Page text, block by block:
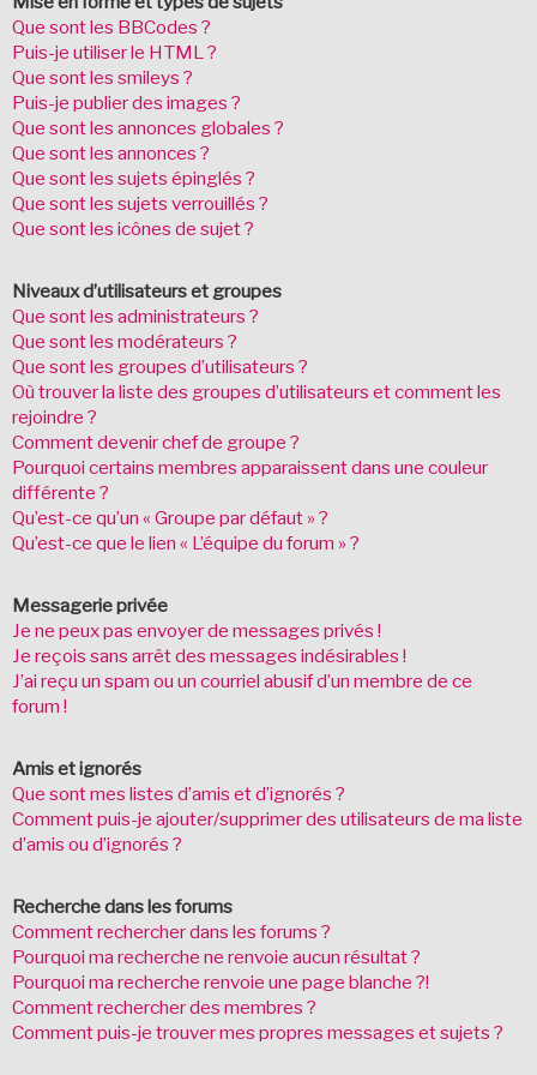
Que sont les BBCodes ?
Puis-je utiliser le HTML ?
Que sont les smileys ?
Puis-je publier des images ?
Que sont les annonces globales ?
Que sont les annonces ?
Que sont les sujets épinglés ?
Que sont les sujets verrouillés ?
Que sont les icônes de sujet ?
Niveaux d’utilisateurs et groupes
Que sont les administrateurs ?
Que sont les modérateurs ?
Que sont les groupes d’utilisateurs ?
Où trouver la liste des groupes d’utilisateurs et comment les
rejoindre ?
Comment devenir chef de groupe ?
Pourquoi certains membres apparaissent dans une couleur
différente ?
Qu’est-ce qu’un « Groupe par défaut » ?
Qu’est-ce que le lien « L’équipe du forum » ?
Messagerie privée
Je ne peux pas envoyer de messages privés !
Je reçois sans arrêt des messages indésirables !
J’ai reçu un spam ou un courriel abusif d’un membre de ce
forum !
Amis et ignorés
Que sont mes listes d’amis et d’ignorés ?
Comment puis-je ajouter/supprimer des utilisateurs de ma liste
d’amis ou d’ignorés ?
Recherche dans les forums
Comment rechercher dans les forums ?
Pourquoi ma recherche ne renvoie aucun résultat ?
Pourquoi ma recherche renvoie une page blanche ?!
Comment rechercher des membres ?
Comment puis-je trouver mes propres messages et sujets ?